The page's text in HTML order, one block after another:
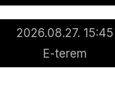
2026.08.27. 15:45
E-terem